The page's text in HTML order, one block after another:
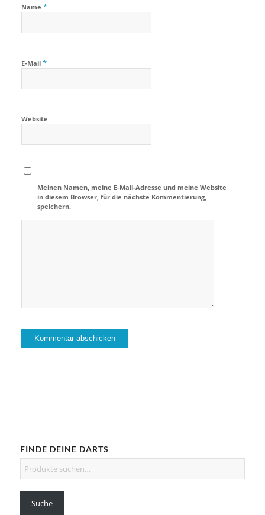
Name *
E-Mail *
Website
Meinen Namen, meine E-Mail-Adresse und meine Website
in diesem Browser, für die nächste Kommentierung,
speichern.
FINDE DEINE DARTS
Suche